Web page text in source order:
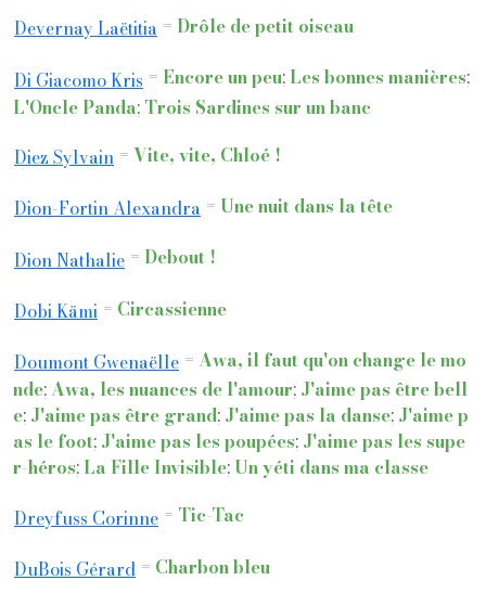
Devernay Laëtitia = Drôle de petit oiseau
Di Giacomo Kris = Encore un peu;Les bonnes manières;
L'Oncle Panda; Trois Sardines sur un banc
Diez Sylvain = Vite, vite, Chloé !
Dion-Fortin Alexandra = Une nuit dans la tête
Dion Nathalie = Debout !
Dobi Kämi = Circassienne
Doumont Gwenaëlle = Awa, il faut qu'on change le mo
nde;Awa, les nuances de l'amour; J'aime pas être bell
e; J'aime pas être grand; J'aime pas la danse; J'aime p
as le foot; J'aime pas les poupées; J'aime pas les supe
r-héros;La Fille Invisible;Un yéti dans ma classe
Dreyfuss Corinne = Tic-Tac
DuBois Gérard = Charbon bleu